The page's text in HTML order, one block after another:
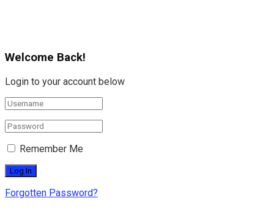
Welcome Back!
Login to your account below
Remember Me
Forgotten Password?